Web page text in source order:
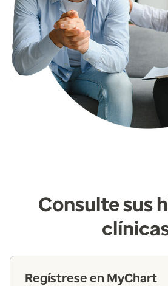
Consulte sus
Regístrese en MyChart